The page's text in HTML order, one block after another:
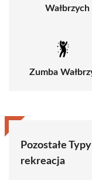
Wałbrzych
Zumba
Pozostałe
rekreacja